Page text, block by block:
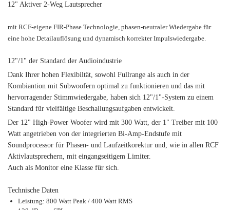
12" Aktiver 2-Weg Lautsprecher
mit RCF-eigene FIR-Phase Technologie, phasen-neutraler Wiedergabe für
eine hohe Detailauflösung und dynamisch korrekter Impulswiedergabe.
12"/1" der Standard der Audioindustrie
Dank Ihrer hohen Flexibiltät, sowohl Fullrange als auch in der
Kombiantion mit Subwoofern optimal zu funktionieren und das mit
hervorragender Stimmwiedergabe, haben sich 12"/1"-System zu einem
Standard für vielfältige Beschallungsaufgaben entwickelt.
Der 12" High-Power Woofer wird mit 300 Watt, der 1" Treiber mit 100
Watt angetrieben von der integrierten Bi-Amp-Endstufe mit
Soundprocessor für Phasen- und Laufzeitkorektur und, wie in allen RCF
Aktivlautsprechern, mit eingangseitigem Limiter.
Auch als Monitor eine Klasse für sich.
Technische Daten
Leistung: 800 Watt Peak / 400 Watt RMS